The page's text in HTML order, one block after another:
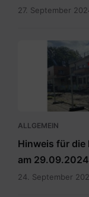
27. September
Eingang
Wahllokal.pdf
ALLGEMEIN
Hinweis für die
am 29.09.2024
24. September